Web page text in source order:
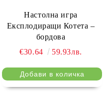
Настолна игра
Експлодиращи Котета –
бордова
€30.64
59.93лв.